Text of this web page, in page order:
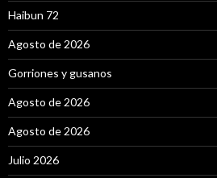
Haibun 72
Agosto de 2026
Gorriones y gusanos
Agosto de 2026
Agosto de 2026
Julio 2026